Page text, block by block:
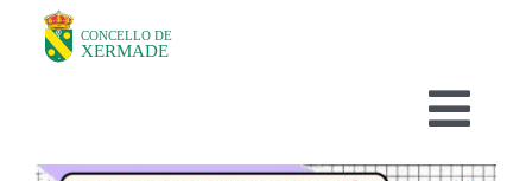
Skip
content